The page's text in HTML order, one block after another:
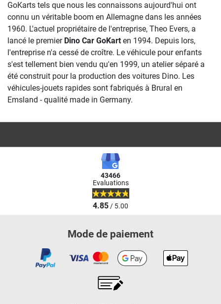
GoKarts tels que nous les connaissons aujourd'hui ont
connu un véritable boom en Allemagne dans les années
1960. L'actuel propriétaire de l'entreprise, Theo Evers, a
lancé le premier Dino Car GoKart en 1994. Depuis lors,
l'entreprise n'a cessé de croître. Le véhicule pour enfants
s'est tellement bien vendu qu'en 1999, un atelier séparé a
été construit pour la production des voitures Dino. Les
véhicules-jouets rapides sont fabriqués à Brural en
Emsland - qualité made in Germany.
43466
Evaluations
4.85/ 5.00
Mode de paiement